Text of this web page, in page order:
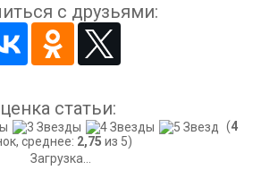
с друзьями:
статьи:
(4
среднее: 2,75 из 5)
Загрузка...